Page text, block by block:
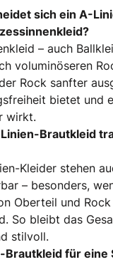
sich ein A-
– auch
voluminöseren
Rock sanfter
bietet und
wirkt.
Brautkleid
Kleider stehen
– besonders,
Oberteil und
So bleibt das
stilvoll.
Brautkleid für eine